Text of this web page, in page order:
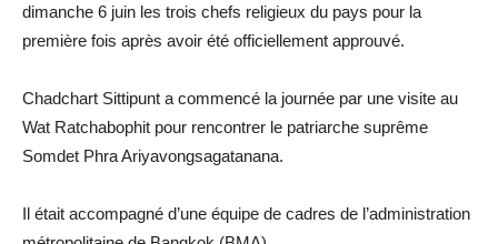
dimanche 6 juin les trois chefs religieux du pays pour la
première fois après avoir été officiellement approuvé.
Chadchart Sittipunt a commencé la journée par une visite au
Wat Ratchabophit pour rencontrer le patriarche suprême
Somdet Phra Ariyavongsagatanana.
Il était accompagné d’une équipe de cadres de l’administration